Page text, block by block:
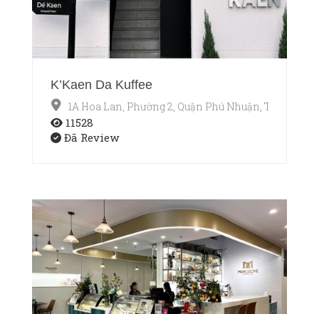
K’Kaen Da Kuffee
1A Hoa Lan, Phường 2, Quận Phú Nhuận, TP.HCM
11528
Đã Review